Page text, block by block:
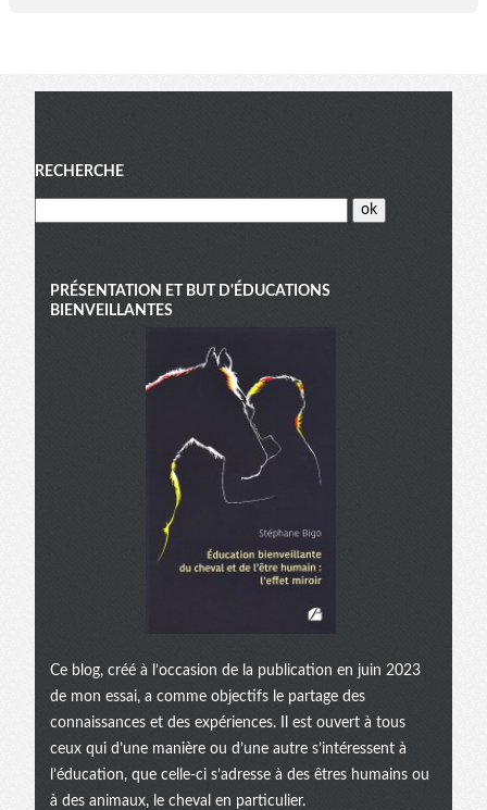
Menu
RECHERCHE
PRÉSENTATION ET BUT D'ÉDUCATIONS
BIENVEILLANTES
Ce blog, créé à l’occasion de la publication en juin 2023
de mon essai, a comme objectifs le partage des
connaissances et des expériences. Il est ouvert à tous
ceux qui d’une manière ou d’une autre s’intéressent à
l’éducation, que celle-ci s’adresse à des êtres humains ou
à des animaux, le cheval en particulier.